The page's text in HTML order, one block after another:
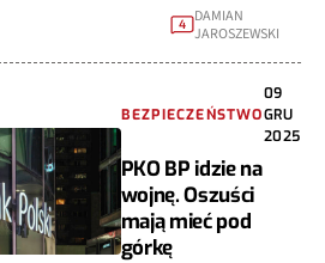
4
DAMIAN
JAROSZEWSKI
BEZPIECZEŃSTWO
09
GRU
2025
PKO BP idzie na
wojnę. Oszuści
mają mieć pod
górkę